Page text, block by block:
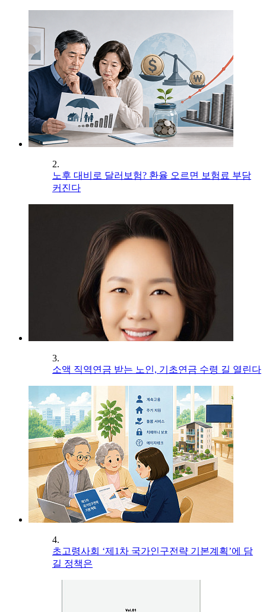
2.
노후 대비로 달러보험? 환율 오르면 보험료 부담
커진다
3.
소액 직역연금 받는 노인, 기초연금 수령 길 열린다
4.
초고령사회 ‘제1차 국가인구전략 기본계획’에 담
길 정책은